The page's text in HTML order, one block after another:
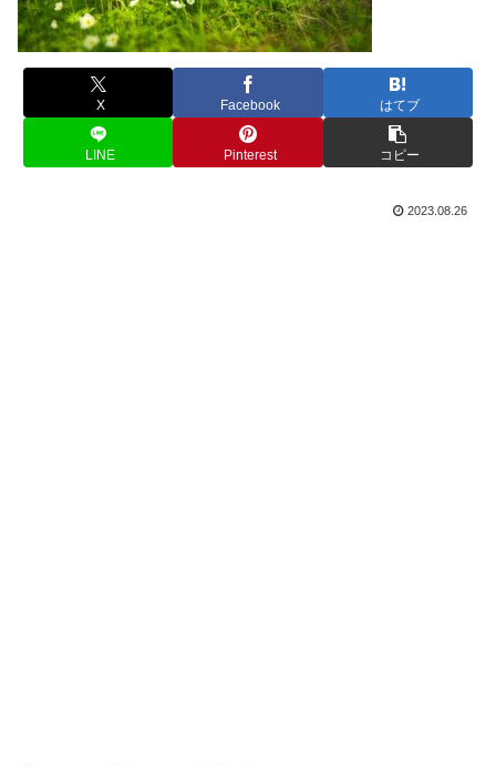
X Facebook はてブ
LINE Pinterest コピー
2023.08.26